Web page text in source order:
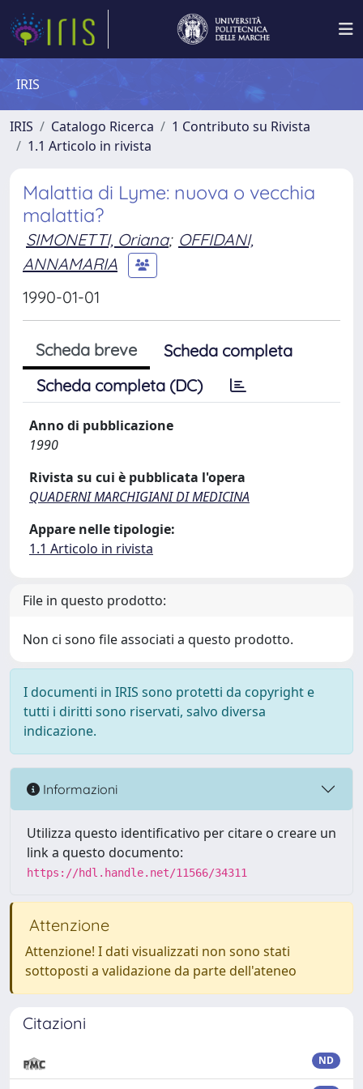
IRIS
IRIS Catalogo Ricerca
1 Contributo su Rivista
1.1 Articolo in rivista
Malattia di Lyme: nuova o vecchia
malattia?
SIMONETTI, Oriana; OFFIDANI,
ANNAMARIA
1990-01-01
Scheda breve
Scheda completa
Scheda completa (DC)
Anno di pubblicazione
1990
Rivista su cui è pubblicata l'opera
QUADERNI MARCHIGIANI DI MEDICINA
Appare nelle tipologie:
1.1 Articolo in rivista
File in questo prodotto:
Non ci sono file associati a questo prodotto.
I documenti in IRIS sono protetti da copyright e
tutti i diritti sono riservati, salvo diversa
indicazione.
Informazioni
Utilizza questo identificativo per citare o creare un
link a questo documento:
https://hdl.handle.net/11566/34311
Attenzione
Attenzione! I dati visualizzati non sono stati
sottoposti a validazione da parte dell'ateneo
Citazioni
ND